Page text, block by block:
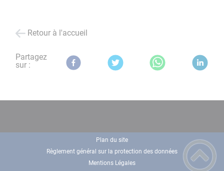
Retour à l'accueil
Partagez
sur :
Plan du site
Règlement général sur la protection des données
Mentions Légales